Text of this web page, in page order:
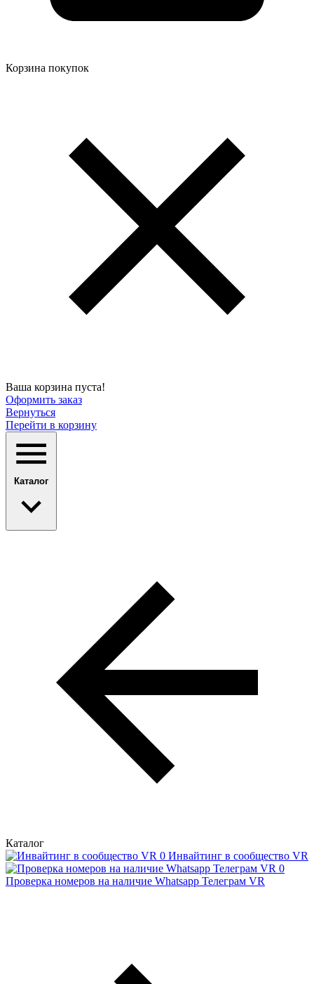
Корзина покупок
Ваша корзина пуста!
Оформить заказ
Вернуться
Перейти в корзину
Каталог
Каталог
Инвайтинг в сообщество VR
Проверка номеров на наличие Whatsapp Телеграм VR